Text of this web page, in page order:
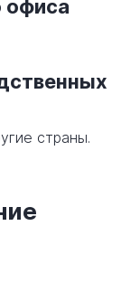
офиса
страны.